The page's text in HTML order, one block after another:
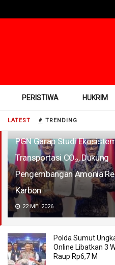
LATEST TRENDING
PGN Garap Studi
Transportasi CO₂, Dukung
Pengembangan Amonia
Karbon
22 MEI 2026
Polda Sumut
Online Libatkan 3
Raup Rp6,7 M
PERISTIWA HUKRIM